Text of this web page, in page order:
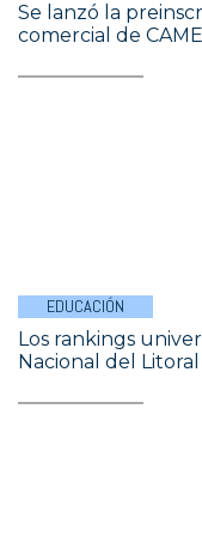
Se lanzó la
comercial de
EDUCACIÓN
Los rankings
Nacional del